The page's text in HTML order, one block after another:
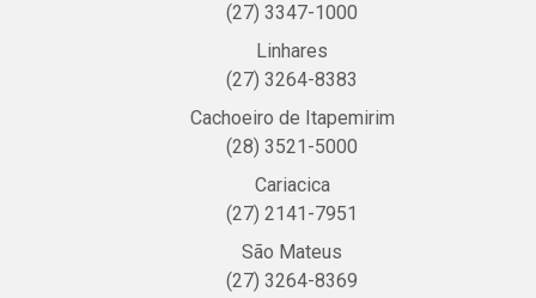
(27) 3347-1000
Linhares
(27) 3264-8383
Cachoeiro de Itapemirim
(28) 3521-5000
Cariacica
(27) 2141-7951
São Mateus
(27) 3264-8369